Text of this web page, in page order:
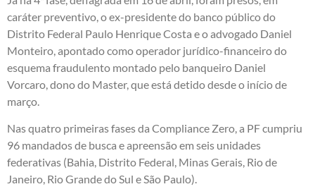
caráter preventivo, o ex-presidente do banco público do
Distrito Federal Paulo Henrique Costa e o advogado Daniel
Monteiro, apontado como operador jurídico-financeiro do
esquema fraudulento montado pelo banqueiro Daniel
Vorcaro, dono do Master, que está detido desde o início de
março.
Nas quatro primeiras fases da Compliance Zero, a PF cumpriu
96 mandados de busca e apreensão em seis unidades
federativas (Bahia, Distrito Federal, Minas Gerais, Rio de
Janeiro, Rio Grande do Sul e São Paulo).